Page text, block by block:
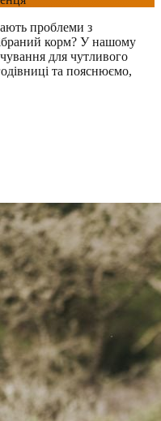
проблеми з
корм? У нашому
для чутливого
та пояснюємо,